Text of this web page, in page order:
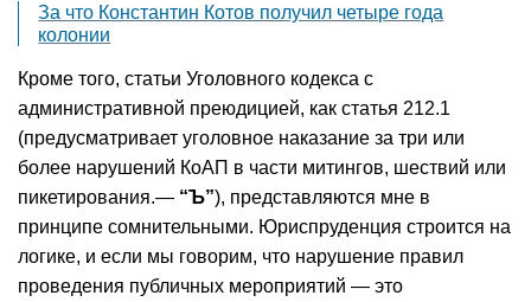
За что Константин Котов получил четыре года
колонии
Кроме того, статьи Уголовного кодекса с
административной преюдицией, как статья 212.1
(предусматривает уголовное наказание за три или
более нарушений КоАП в части митингов, шествий или
пикетирования.— “Ъ”), представляются мне в
принципе сомнительными. Юриспруденция строится на
логике, и если мы говорим, что нарушение правил
проведения публичных мероприятий — это